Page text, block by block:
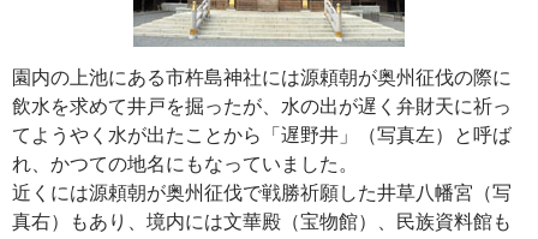
園内の上池にある市杵島神社には源頼朝が奥州征伐の際に
飲水を求めて井戸を掘ったが、水の出が遅く弁財天に祈っ
てようやく水が出たことから「遅野井」（写真左）と呼ば
れ、かつての地名にもなっていました。
近くには源頼朝が奥州征伐で戦勝祈願した井草八幡宮（写
真右）もあり、境内には文華殿（宝物館）、民族資料館も